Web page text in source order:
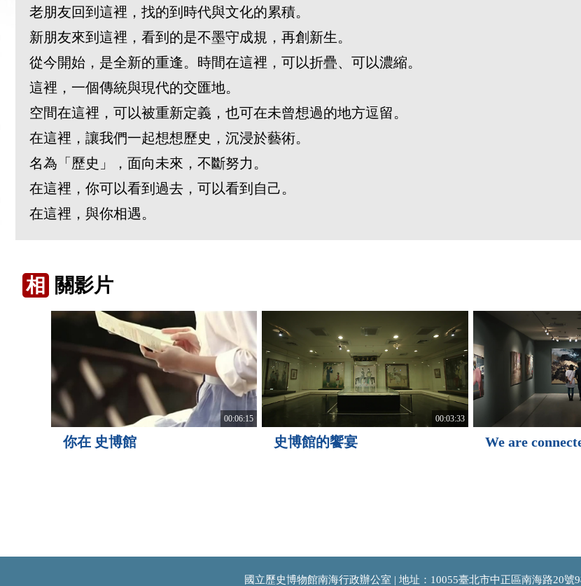
老朋友回到這裡，找的到時代與文化的累積。
新朋友來到這裡，看到的是不墨守成規，再創新生。
從今開始，是全新的重逢。時間在這裡，可以折疊、可以濃縮。
這裡，一個傳統與現代的交匯地。
空間在這裡，可以被重新定義，也可在未曾想過的地方逗留。
在這裡，讓我們一起想想歷史，沉浸於藝術。
名為「歷史」，面向未來，不斷努力。
在這裡，你可以看到過去，可以看到自己。
在這裡，與你相遇。
相 關影片
00:06:15
你在 史博館
00:03:33
史博館的饗宴 We are
國立歷史博物館南海行政辦公室 | 地址：10055臺北市中正區南海路20號